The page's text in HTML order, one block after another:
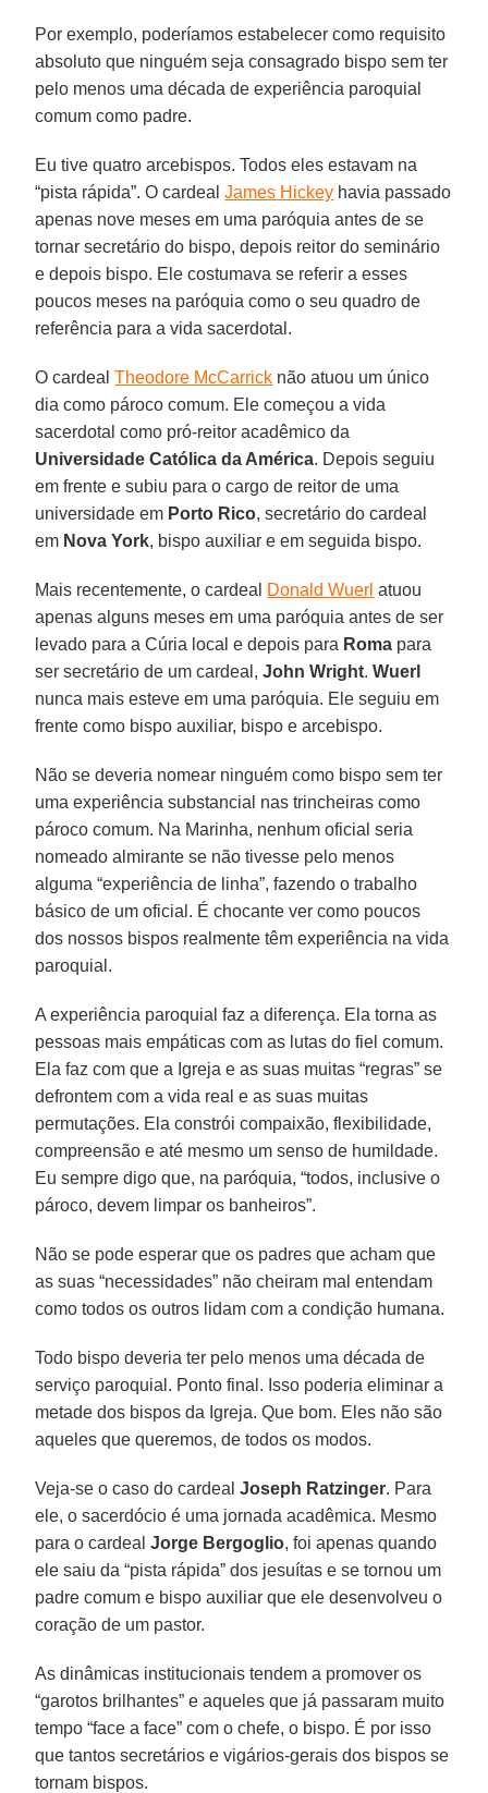
Por exemplo, poderíamos estabelecer como requisito
absoluto que ninguém seja consagrado bispo sem ter
pelo menos uma década de experiência paroquial
comum como padre.
Eu tive quatro arcebispos. Todos eles estavam na
“pista rápida”. O cardealJames Hickey havia passado
apenas nove meses em uma paróquia antes de se
tornar secretário do bispo, depois reitor do seminário
e depois bispo. Ele costumava se referir a esses
poucos meses na paróquia como o seu quadro de
referência para a vida sacerdotal.
O cardealTheodore McCarrick não atuou um único
dia como pároco comum. Ele começou a vida
sacerdotal como pró-reitor acadêmico da
Universidade Católica da América. Depois seguiu
em frente e subiu para o cargo de reitor de uma
universidade em Porto Rico, secretário do cardeal
em Nova York, bispo auxiliar e em seguida bispo.
Mais recentemente, o cardeal Donald Wuerl atuou
apenas alguns meses em uma paróquia antes de ser
levado para a Cúria local e depois para Roma para
ser secretário de um cardeal,John Wright.Wuerl
nunca mais esteve em uma paróquia. Ele seguiu em
frente como bispo auxiliar, bispo e arcebispo.
Não se deveria nomear ninguém como bispo sem ter
uma experiência substancial nas trincheiras como
pároco comum. Na Marinha, nenhum oficial seria
nomeado almirante se não tivesse pelo menos
alguma “experiência de linha”, fazendo o trabalho
básico de um oficial. É chocante ver como poucos
dos nossos bispos realmente têm experiência na vida
paroquial.
A experiência paroquial faz a diferença. Ela torna as
pessoas mais empáticas com as lutas do fiel comum.
Ela faz com que a Igreja e as suas muitas “regras” se
defrontem com a vida real e as suas muitas
permutações. Ela constrói compaixão, flexibilidade,
compreensão e até mesmo um senso de humildade.
Eu sempre digo que, na paróquia, “todos, inclusive o
pároco, devem limpar os banheiros”.
Não se pode esperar que os padres que acham que
as suas “necessidades” não cheiram mal entendam
como todos os outros lidam com a condição humana.
Todo bispo deveria ter pelo menos uma década de
serviço paroquial. Ponto final. Isso poderia eliminar a
metade dos bispos da Igreja. Que bom. Eles não são
aqueles que queremos, de todos os modos.
Veja-se o caso do cardealJoseph Ratzinger. Para
ele, o sacerdócio é uma jornada acadêmica. Mesmo
para o cardealJorge Bergoglio, foi apenas quando
ele saiu da “pista rápida” dos jesuítas e se tornou um
padre comum e bispo auxiliar que ele desenvolveu o
coração de um pastor.
As dinâmicas institucionais tendem a promover os
“garotos brilhantes” e aqueles que já passaram muito
tempo “face a face” com o chefe, o bispo. É por isso
que tantos secretários e vigários-gerais dos bispos se
tornam bispos.